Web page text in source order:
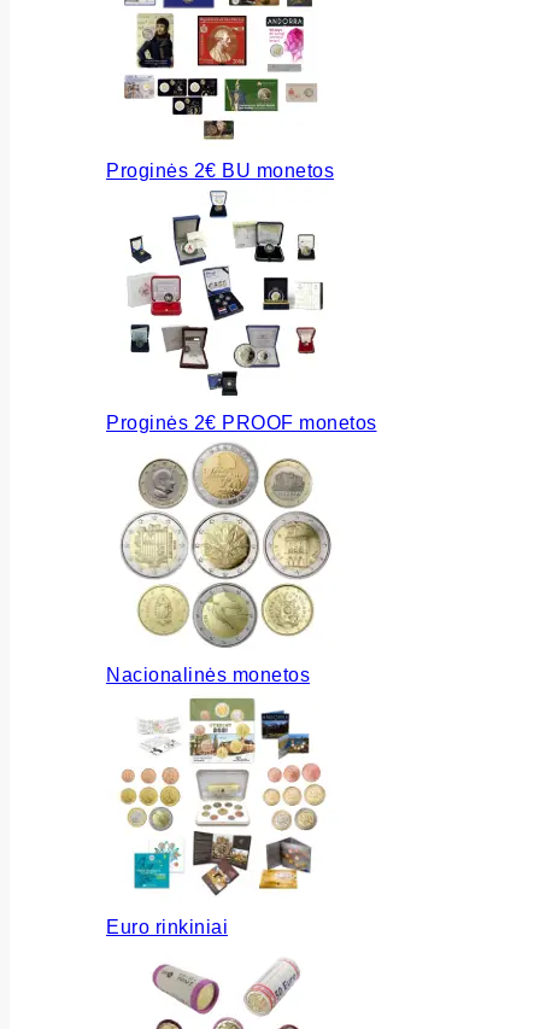
Proginės 2€ BU monetos
Proginės 2€ PROOF monetos
Nacionalinės monetos
Euro rinkiniai